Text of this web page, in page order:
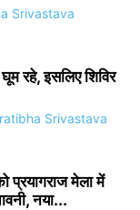
Srivastava
रहे, इसलिए शिविर
Srivastava
प्रयागराज मेला में
नया...